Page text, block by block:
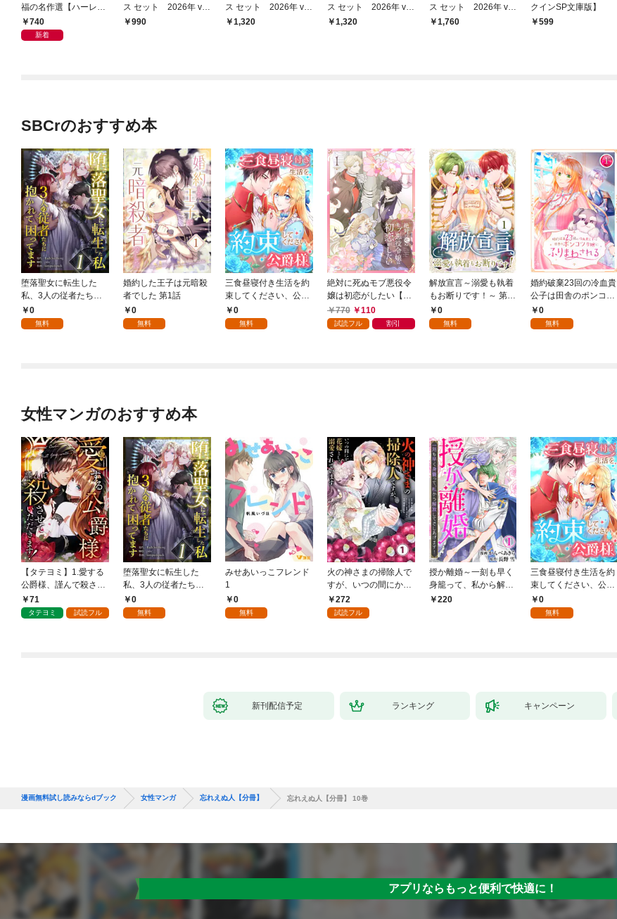
福の名作選【ハーレク
イン・イマージュ版】
740
新着
ス セット 2026年 vo
l.787
990
ス セット 2026年 vo
l.844
1,320
ス セット 2026年 vo
l.847
1,320
ス セット 2026年 vo
l.910
1,760
クインSP文庫版】
599
SBCrのおすすめ本
堕落聖女に転生した
私、3人の従者たちに
抱かれて困ってます 第
1話
0
無料
婚約した王子は元暗殺
者でした 第1話
0
無料
三食昼寝付き生活を約
束してください、公爵
様 1話
0
無料
絶対に死ぬモブ悪役令
嬢は初恋がしたい【単
行本版】 1巻
770 110
試読フル 割引
解放宣言～溺愛も執着
もお断りです！～ 第1
話0
無料
婚約破棄23回の冷血貴
公子は田舎のポンコツ
令嬢にふりまわされる
1話
0
無料
女性マンガのおすすめ本
【タテヨミ】1.愛する
公爵様、謹んで殺させ
ていただきます！
71
タテヨミ 試読フル
堕落聖女に転生した
私、3人の従者たちに
抱かれて困ってます 第
1話
0
無料
みせあいっこフレンド
1
0
無料
火の神さまの掃除人で
すが、いつの間にか花
嫁として溺愛されてい
ます【単話】（１）
272
試読フル
授か離婚～一刻も早く
身籠って、私から解放
してさしあげます！1
220
三食昼寝付き生活を約
束してください、公爵
様 1話
0
無料
新刊配信予定 ランキング キャンペーン
漫画無料試し読みならdブック 女性マンガ 忘れえぬ人【分冊】 忘れえぬ人【分冊】 10巻
アプリならもっと便利で快適に！